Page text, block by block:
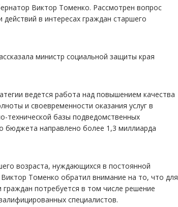
Виктор Томенко. Рассмотрен вопрос
в интересах граждан старшего
министр социальной защиты края
ведется работа над повышением качества
и своевременности оказания услуг в
технической базы подведомственных
бюджета направлено более 1,3 миллиарда
возраста, нуждающихся в постоянной
Томенко обратил внимание на то, что для
потребуется в том числе решение
специалистов.